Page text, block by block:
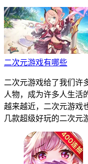
二次元游戏有哪些
二次元游戏给了我们许
人物，成为许多人生活
越来越近，二次元游戏
几款超级好玩的二次元